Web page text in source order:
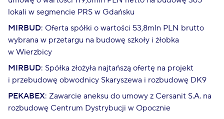
lokali w segmencie PRS w Gdańsku
MIRBUD: Oferta spółki o wartości 53,8mln PLN brutto
wybrana w przetargu na budowę szkoły i żłobka
w Wierzbicy
MIRBUD: Spółka złożyła najtańszą ofertę na projekt
i przebudowę obwodnicy Skaryszewa i rozbudowę DK9
PEKABEX: Zawarcie aneksu do umowy z Cersanit S.A. na
rozbudowę Centrum Dystrybucji w Opocznie